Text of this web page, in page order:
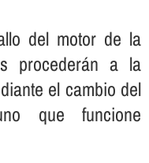
del motor de la
procederán a la
el cambio del
que funcione